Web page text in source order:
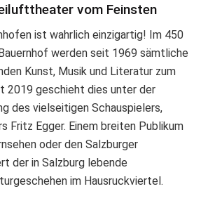
vom Feinsten
ist wahrlich einzigartig! Im 450
werden seit 1969 sämtliche
Kunst, Musik und Literatur zum
2019 geschieht dies unter der
des vielseitigen Schauspielers,
Fritz Egger. Einem breiten Publikum
oder den Salzburger
der in Salzburg lebende
im Hausruckviertel.